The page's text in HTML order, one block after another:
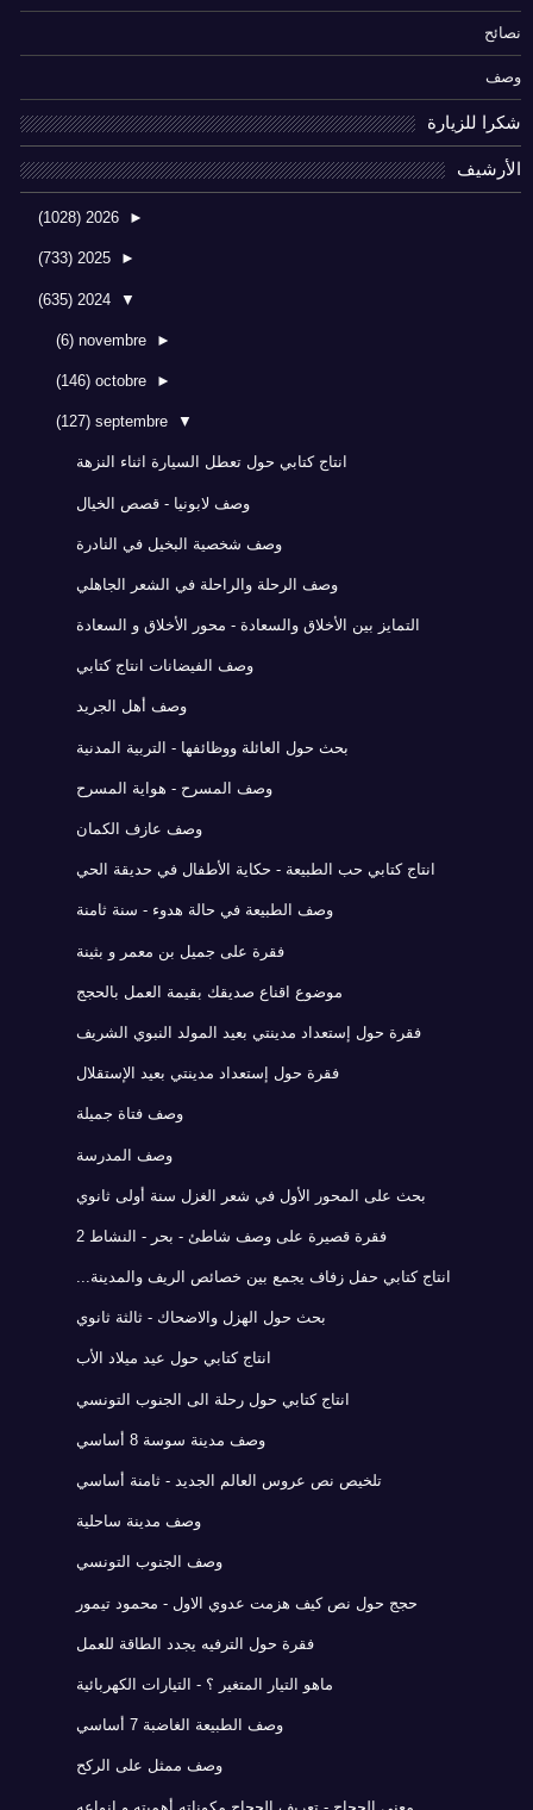
نصائح
وصف
شكرا للزيارة
الأرشيف
►
2026
(1028)
►
2025
(733)
▼
2024
(635)
►
novembre
(6)
►
octobre
(146)
▼
septembre
(127)
انتاج كتابي حول تعطل السيارة اثناء النزهة
وصف لابونيا - قصص الخيال
وصف شخصية البخيل في النادرة
وصف الرحلة والراحلة في الشعر الجاهلي
التمايز بين الأخلاق والسعادة - محور الأخلاق و السعادة
وصف الفيضانات انتاج كتابي
وصف أهل الجريد
بحث حول العائلة ووظائفها - التربية المدنية
وصف المسرح - هواية المسرح
وصف عازف الكمان
انتاج كتابي حب الطبيعة - حكاية الأطفال في حديقة الحي
وصف الطبيعة في حالة هدوء - سنة ثامنة
فقرة على جميل بن معمر و بثينة
موضوع اقناع صديقك بقيمة العمل بالحجج
فقرة حول إستعداد مدينتي بعيد المولد النبوي الشريف
فقرة حول إستعداد مدينتي بعيد الإستقلال
وصف فتاة جميلة
وصف المدرسة
بحث على المحور الأول في شعر الغزل سنة أولى ثانوي
فقرة قصيرة على وصف شاطئ - بحر - النشاط 2
انتاج كتابي حفل زفاف يجمع بين خصائص الريف والمدينة...
بحث حول الهزل والاضحاك - ثالثة ثانوي
انتاج كتابي حول عيد ميلاد الأب
انتاج كتابي حول رحلة الى الجنوب التونسي
وصف مدينة سوسة 8 أساسي
تلخيص نص عروس العالم الجديد - ثامنة أساسي
وصف مدينة ساحلية
وصف الجنوب التونسي
حجج حول نص كيف هزمت عدوي الاول - محمود تيمور
فقرة حول الترفيه يجدد الطاقة للعمل
ماهو التيار المتغير ؟ - التيارات الكهربائية
وصف الطبيعة الغاضبة 7 أساسي
وصف ممثل على الركح